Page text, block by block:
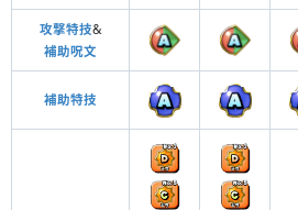
攻撃特技&
補助呪文
補助特技